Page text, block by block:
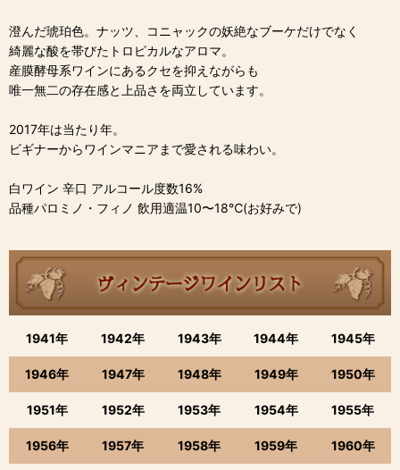
澄んだ琥珀色。ナッツ、コニャックの妖絶なブーケだけでなく
綺麗な酸を帯びたトロピカルなアロマ。
産膜酵母系ワインにあるクセを抑えながらも
唯一無二の存在感と上品さを両立しています。
2017年は当たり年。
ビギナーからワインマニアまで愛される味わい。
白ワイン 辛口 アルコール度数16%
品種パロミノ・フィノ 飲用適温10〜18℃(お好みで)
1941年 1942年 1943年 1944年 1945年
1946年 1947年 1948年 1949年 1950年
1951年 1952年 1953年 1954年 1955年
1956年 1957年 1958年 1959年 1960年